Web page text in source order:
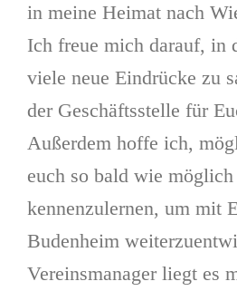
in meine Heimat nach
Ich freue mich darauf, in
viele neue Eindrücke zu
der Geschäftsstelle für
Außerdem hoffe ich,
euch so bald wie
kennenzulernen, um mit
Budenheim
Vereinsmanager liegt es